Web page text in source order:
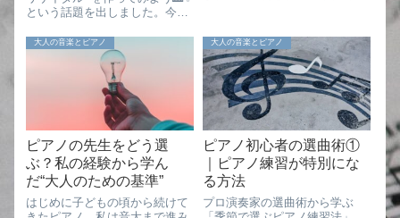
という話題を出しました。今日
ディアをシェアしていきたいと
思います。🎼関連記事「もし自
分だけの小さなコンサートを開
くとしたら、どんな曲を並べよ
大卒・企業勤めをしながら音楽
の学びを続ける、すみれです。
最近、松田 亜有子著「クラシッ
ク音楽全史 ビ...
大人の音楽とピアノ
ピアノの先生をどう選
ぶ？私の経験から学ん
だ“大人のための基準”
はじめに子どもの頃から続けて
大人の音楽とピアノ
ピアノ初心者の選曲術①
｜ピアノ練習が特別にな
る方法
プロ演奏家の選曲術から学ぶ